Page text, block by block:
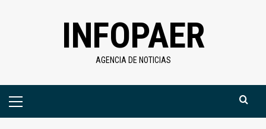
INFOPAER
AGENCIA DE NOTICIAS
Menú